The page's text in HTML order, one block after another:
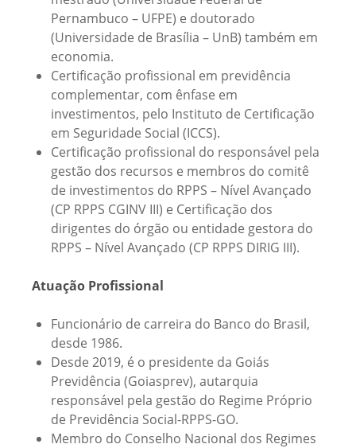
Pernambuco – UFPE) e doutorado
(Universidade de Brasília – UnB) também em
economia.
Certificação profissional em previdência
complementar, com ênfase em
investimentos, pelo Instituto de Certificação
em Seguridade Social (ICCS).
Certificação profissional do responsável pela
gestão dos recursos e membros do comitê
de investimentos do RPPS – Nível Avançado
(CP RPPS CGINV III) e Certificação dos
dirigentes do órgão ou entidade gestora do
RPPS – Nível Avançado (CP RPPS DIRIG III).
Atuação Profissional
Funcionário de carreira do Banco do Brasil,
desde 1986.
Desde 2019, é o presidente da Goiás
Previdência (Goiasprev), autarquia
responsável pela gestão do Regime Próprio
de Previdência Social-RPPS-GO.
Membro do Conselho Nacional dos Regimes